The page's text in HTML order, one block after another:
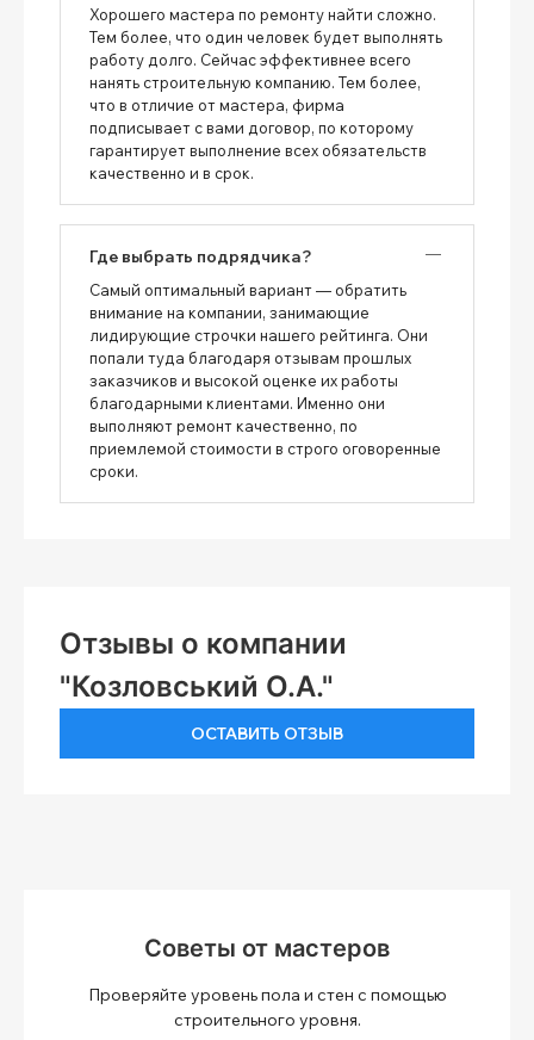
Хорошего мастера по ремонту найти сложно.
Тем более, что один человек будет выполнять
работу долго. Сейчас эффективнее всего
нанять строительную компанию. Тем более,
что в отличие от мастера, фирма
подписывает с вами договор, по которому
гарантирует выполнение всех обязательств
качественно и в срок.
Где выбрать подрядчика?
Самый оптимальный вариант — обратить
внимание на компании, занимающие
лидирующие строчки нашего рейтинга. Они
попали туда благодаря отзывам прошлых
заказчиков и высокой оценке их работы
благодарными клиентами. Именно они
выполняют ремонт качественно, по
приемлемой стоимости в строго оговоренные
сроки.
Отзывы о компании
"Козловський О.А."
ОСТАВИТЬ ОТЗЫВ
Советы от мастеров
Проверяйте уровень пола и стен с помощью
строительного уровня.